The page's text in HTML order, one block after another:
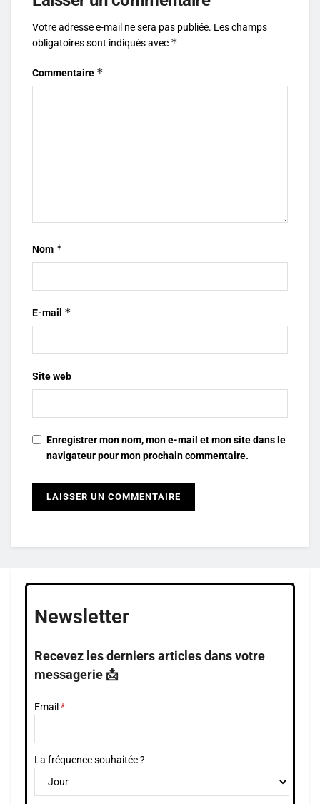
Votre adresse e-mail ne sera pas publiée. Les champs
obligatoires sont indiqués avec *
Commentaire *
Nom *
E-mail *
Site web
Enregistrer mon nom, mon e-mail et mon site dans le
navigateur pour mon prochain commentaire.
Newsletter
Recevez les derniers articles dans votre
messagerie 📩
Email
La fréquence souhaitée ?